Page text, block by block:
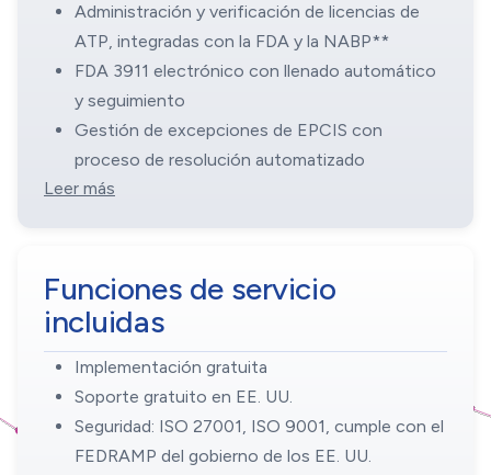
Administración y verificación de licencias de
ATP, integradas con la FDA y la NABP**
FDA 3911 electrónico con llenado automático
y seguimiento
Gestión de excepciones de EPCIS con
proceso de resolución automatizado
Leer más
Funciones de servicio
incluidas
Implementación gratuita
Soporte gratuito en EE. UU.
Seguridad: ISO 27001, ISO 9001, cumple con el
FEDRAMP del gobierno de los EE. UU.